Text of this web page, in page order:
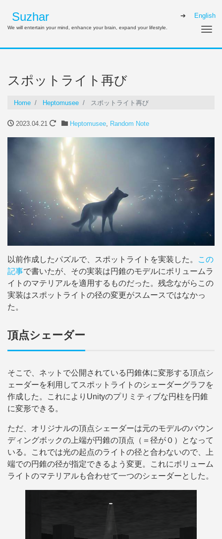
Suzhar English
We will entertain your mind, enhance your brain, expand your lifestyle.
スポットライト再び
Home Heptomusee スポットライト再び
2023.04.21 Heptomusee, Random Note
以前作成したパズルで、スポットライトを実装した。
この
記事で書いたが、その実装は円錐のモデルにボリュームラ
イトのマテリアルを適用するものだった。残念ながらこの
実装はスポットライトの径の変更がスムースではなかっ
た。
頂点シェーダー
そこで、ネットで公開されている円錐体に変形する頂点シ
ェーダーを利用してスポットライトのシェーダーグラフを
作成した。これによりUnityのプリミティブな円柱を円錐
に変形できる。
ただ、オリジナルの頂点シェーダーは元のモデルのバウン
ディングボックの上端が円錐の頂点（＝径が０）となって
いる。これでは光の起点のライトの径と合わないので、上
端での円錐の径が指定できるよう変更。これにボリューム
ライトのマテリアルも合わせて一つのシェーダーとした。